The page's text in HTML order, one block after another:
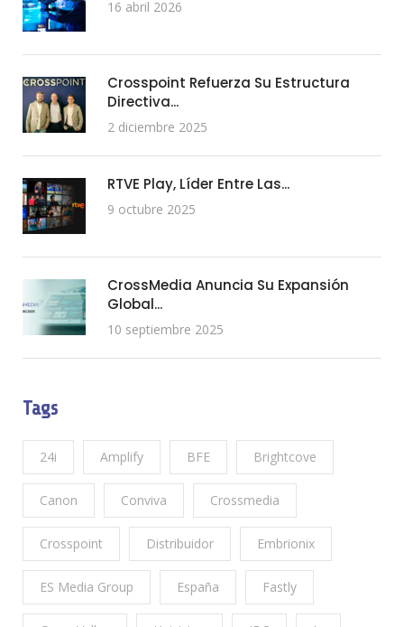
16 abril 2026
Crosspoint Refuerza Su Estructura
Directiva...
2 diciembre 2025
RTVE Play, Líder Entre Las...
9 octubre 2025
CrossMedia Anuncia Su Expansión
Global...
10 septiembre 2025
Tags
24i Amplify BFE Brightcove
Canon Conviva Crossmedia
Crosspoint Distribuidor Embrionix
ES Media Group España Fastly